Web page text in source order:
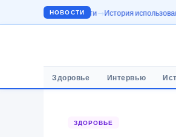
НОВОСТИ
История использования закиси
Здоровье Интервью
ЗДОРОВЬЕ